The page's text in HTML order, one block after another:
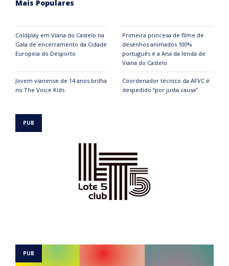
Mais Populares
Coldplay em Viana do Castelo na
Gala de encerramento da Cidade
Europeia do Desporto
Primeira princesa de filme de
desenhos animados 100%
português é a Ana da lenda de
Viana do Castelo
Jovem vianense de 14 anos brilha
no The Voice Kids
Coordenador técnico da AFVC é
despedido “por justa causa”